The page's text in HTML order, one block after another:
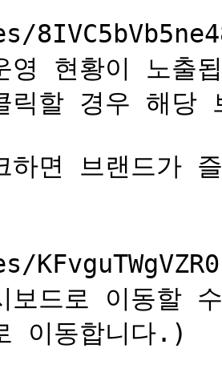
영 현황이 노출
릭할 경우 해당
하면 브랜드가
보드로 이동할
이동합니다.)